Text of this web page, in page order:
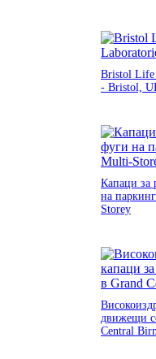
Bristol Life
- Bristol,
Капаци за
на
Storey
движещи
Central